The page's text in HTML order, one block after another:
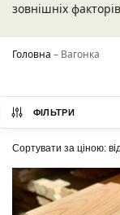
зовнішніх
Головна – Вагонка
ФІЛЬТРИ